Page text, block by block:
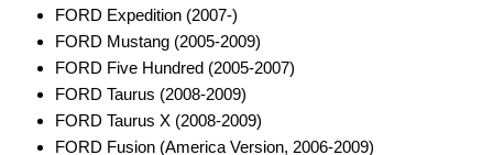
Antennenverstärker
Antennenzubehör
Aux-In-Adapter
FORD Expedition (2007-)
FORD Mustang (2005-2009)
FORD Five Hundred (2005-2007)
FORD Taurus (2008-2009)
FORD Taurus X (2008-2009)
FORD Fusion (America Version, 2006-2009)